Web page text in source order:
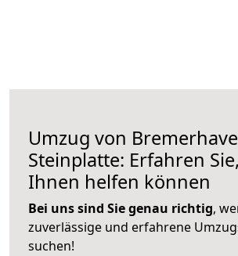
Umzug von
Steinplatte: Erfahren
Ihnen helfen können
Bei uns sind Sie genau richtig,
zuverlässige und erfahrene
suchen!